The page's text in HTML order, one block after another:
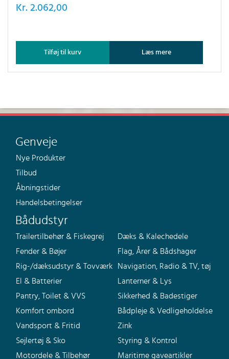
Kr.2.062,00
Tilføj til kurv Læs mere
Genveje
Nye Produkter
Tilbud
Åbningstider
Handelsbetingelser
Bådudstyr
Trailertilbehør & Fiskegrej
Dæks & Kalechedele
Fender & Bøjer
Flag, Årer & Bådshager
Rig-/dæksudstyr & Tovværk
Navigation, Radio & TV, tøj
El & Batterier
Lanterner & Lys
Pantry, Toilet & VVS
Sikkerhed & Badestiger
Komfort ombord
Bådpleje & Vedligeholdelse
Vandsport & Fritid
Zink
Sejlertøj & Sko
Styring & Kontrol
Motordele & Tilbehør
Maritime gaveartikler